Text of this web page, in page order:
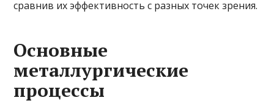
сравнив их эффективность с разных точек зрения.
Основные
металлургические
процессы